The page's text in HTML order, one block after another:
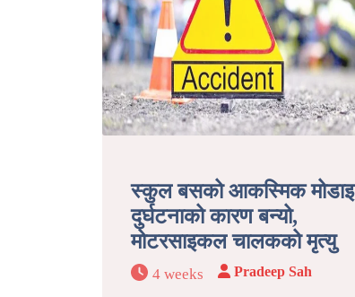
स्कुल बसको आकस्मिक मोडाइ
दुर्घटनाको कारण बन्यो,
मोटरसाइकल चालकको मृत्यु
4 weeks Pradeep Sah